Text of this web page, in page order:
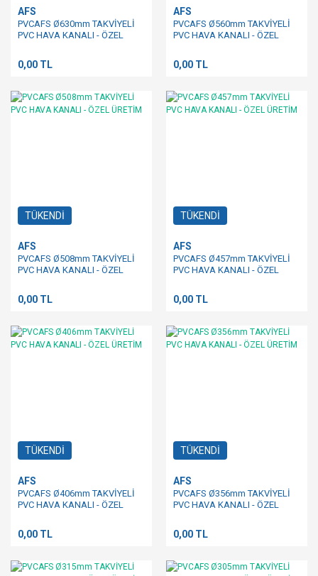
AFS
PVCAFS Ø630mm TAKVİYELİ
PVC HAVA KANALI - ÖZEL
0,00 TL
AFS
PVCAFS Ø560mm TAKVİYELİ
PVC HAVA KANALI - ÖZEL
0,00 TL
TÜKENDİ
AFS
PVCAFS Ø508mm TAKVİYELİ
PVC HAVA KANALI - ÖZEL
0,00 TL
TÜKENDİ
AFS
PVCAFS Ø457mm TAKVİYELİ
PVC HAVA KANALI - ÖZEL
0,00 TL
TÜKENDİ
AFS
PVCAFS Ø406mm TAKVİYELİ
PVC HAVA KANALI - ÖZEL
0,00 TL
TÜKENDİ
AFS
PVCAFS Ø356mm TAKVİYELİ
PVC HAVA KANALI - ÖZEL
0,00 TL